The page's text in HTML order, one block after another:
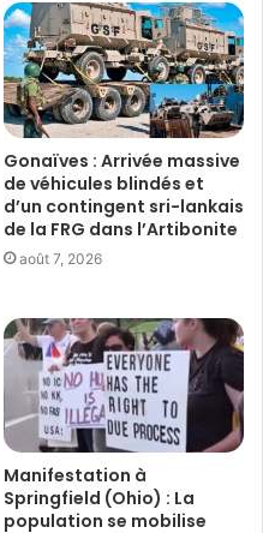
Gonaïves : Arrivée massive
de véhicules blindés et
d’un contingent sri-lankais
de la FRG dans l’Artibonite
août 7, 2026
Manifestation à
Springfield (Ohio) : La
population se mobilise